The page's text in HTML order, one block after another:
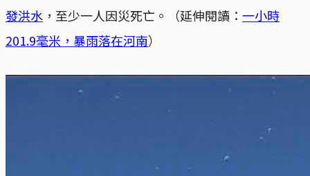
發洪水 ，至少一人因災死亡。（延伸閱讀： 一小時
201.9毫米，暴雨落在河南）